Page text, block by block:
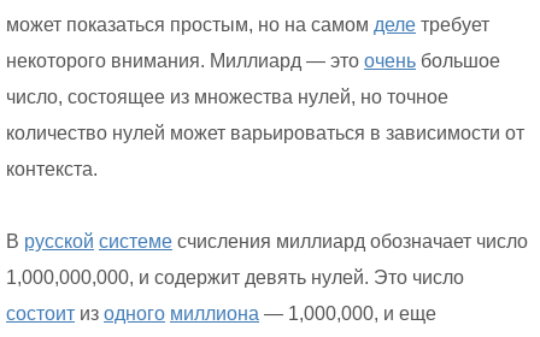
может показаться простым, но на самом деле требует
некоторого внимания. Миллиард — это очень большое
число, состоящее из множества нулей, но точное
количество нулей может варьироваться в зависимости от
контекста.
В русской системе счисления миллиард обозначает число
1,000,000,000, и содержит девять нулей. Это число
состоит из одного миллиона — 1,000,000, и еще